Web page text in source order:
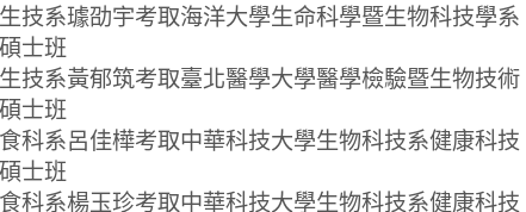
生技系璩劭宇考取海洋大學生命科學暨生物科技學系
碩士班
生技系黃郁筑考取臺北醫學大學醫學檢驗暨生物技術
碩士班
食科系呂佳樺考取中華科技大學生物科技系健康科技
碩士班
食科系楊玉珍考取中華科技大學生物科技系健康科技